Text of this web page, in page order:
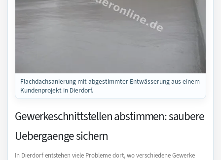
Flachdachsanierung mit abgestimmter Entwässerung aus einem
Kundenprojekt in Dierdorf.
Gewerkeschnittstellen abstimmen: saubere
Uebergaenge sichern
In Dierdorf entstehen viele Probleme dort, wo verschiedene Gewerke